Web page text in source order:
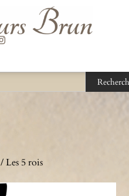
/ Les 5 rois